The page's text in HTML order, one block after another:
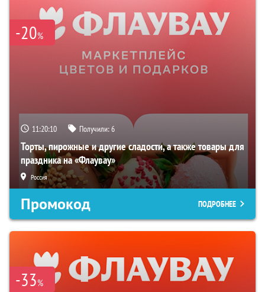
-20%
11:20:09 Получили:6
Торты, пирожные и другие сладости, а также товары для
праздника на «Флаувау»
Россия
Промокод ПОДРОБНЕЕ
-33%